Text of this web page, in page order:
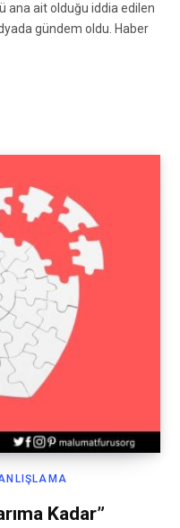
ana ait olduğu iddia edilen
gündem oldu. Haber
Kadar”